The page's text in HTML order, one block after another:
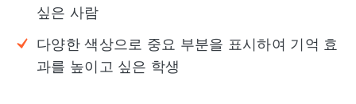
싶은 사람
다양한 색상으로 중요 부분을 표시하여 기억 효
과를 높이고 싶은 학생